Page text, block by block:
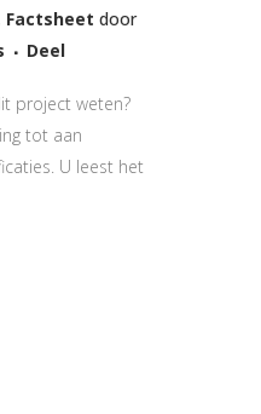
Factsheet door
Deel
project weten?
tot aan
U leest het